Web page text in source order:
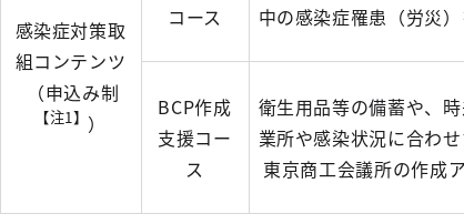
感染症対策取
組コンテンツ
（申込み制
【注1】 ）
コース
中の感染症罹患（労災
BCP作成
支援コー
ス
衛生用品等の備蓄や、
業所や感染状況に合わ
東京商工会議所の作成